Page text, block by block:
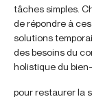
tâches simples.
de répondre à
solutions
des besoins du
holistique du
pour restaurer la